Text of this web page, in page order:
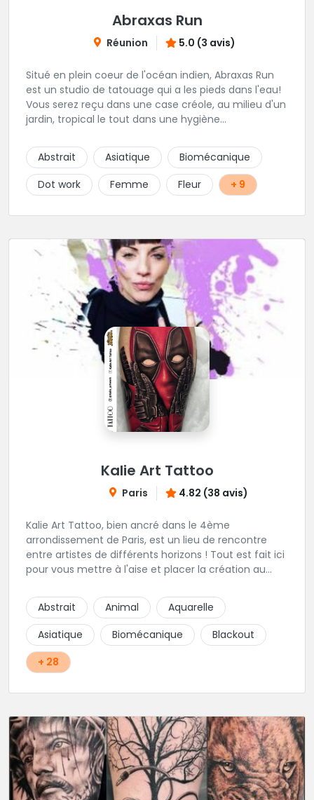
Abraxas Run
Réunion 5.0 (3 avis)
Situé en plein coeur de l'océan indien, Abraxas Run
est un studio de tatouage qui a les pieds dans l'eau!
Vous serez reçu dans une case créole, au milieu d'un
jardin, tropical le tout dans une hygiène
choix de bijoux et uniquement dans des matières
biocompatibles! Vous le trouverez à Saint-Gilles les
Bains...les doigts de pieds en éventail...
Abstrait Asiatique
Biomécanique
Dot work
Femme Fleur + 9
Kalie Art Tattoo
Paris 4.82 (38 avis)
Kalie Art Tattoo, bien ancré dans le 4ème
arrondissement de Paris, est un lieu de rencontre
entre artistes de différents horizons ! Tout est fait ici
pour vous mettre à l'aise et placer la création au
Abstrait
Animal
Aquarelle
Asiatique
Biomécanique
Blackout
+ 28